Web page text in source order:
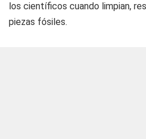
los científicos cuando limpian,
piezas fósiles.